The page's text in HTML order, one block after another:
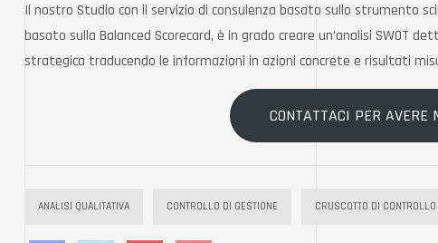
Il nostro Studio con il servizio di consulenza basato sullo strumento
basato sulla Balanced Scorecard, è in grado creare un’analisi
strategica traducendo le informazioni in azioni concrete e risultati
CONTATTACI PER AVERE
ANALISI QUALITATIVA CONTROLLO DI GESTIONE CRUSCOTTO DI CONTROLLO